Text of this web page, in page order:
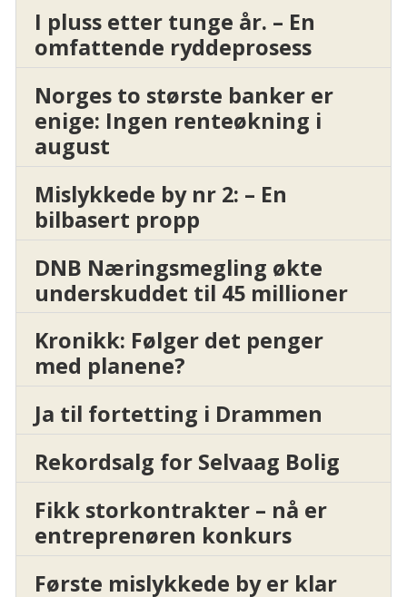
I pluss etter tunge år. – En
omfattende ryddeprosess
Norges to største banker er
enige: Ingen renteøkning i
august
Mislykkede by nr 2: – En
bilbasert propp
DNB Næringsmegling økte
underskuddet til 45 millioner
Kronikk: Følger det penger
med planene?
Ja til fortetting i Drammen
Rekordsalg for Selvaag Bolig
Fikk storkontrakter – nå er
entreprenøren konkurs
Første mislykkede by er klar